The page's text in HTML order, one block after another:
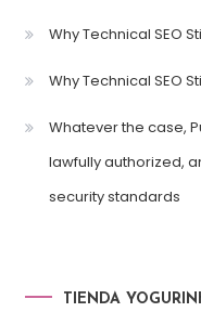
Why Technical SEO
Why Technical SEO
Whatever the case,
lawfully authorized,
security standards
TIENDA